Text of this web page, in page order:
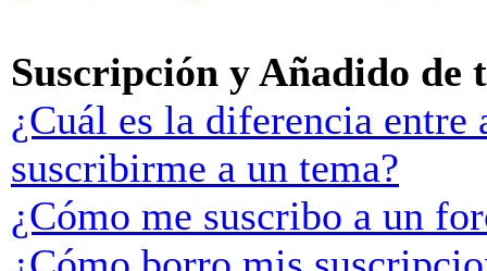
Suscripción y Añadido de
¿Cuál es la diferencia
suscribirme a un tema?
¿Cómo me suscribo a un